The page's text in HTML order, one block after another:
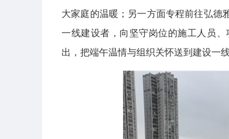
大家庭的温暖；另一方面专程前往弘德
一线建设者，向坚守岗位的施工人员
出，把端午温情与组织关怀送到建设一线